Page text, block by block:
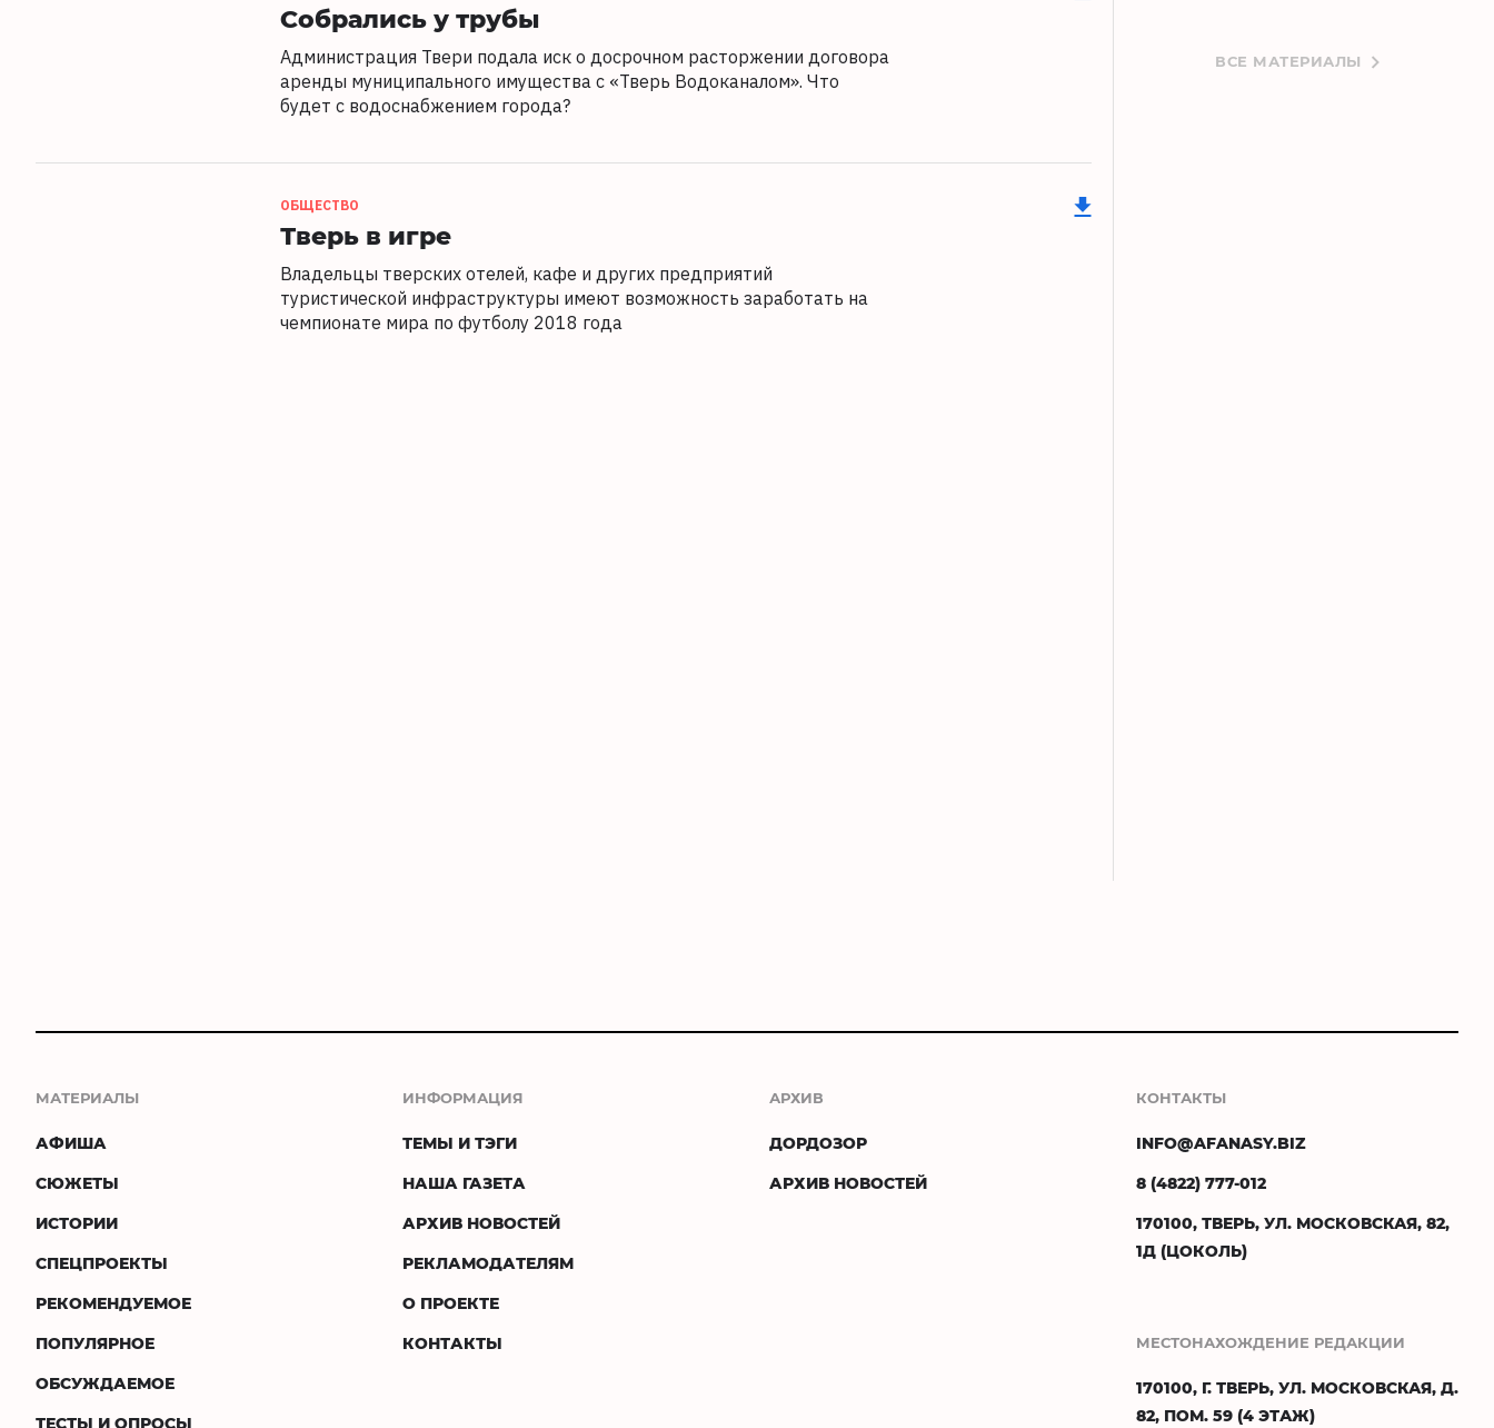
Собрались у трубы
Администрация Твери подала иск о досрочном расторжении договора
аренды муниципального имущества с «Тверь Водоканалом». Что
будет с водоснабжением города?
ОБЩЕСТВО
Тверь в игре
Владельцы тверских отелей, кафе и других предприятий
туристической инфраструктуры имеют возможность заработать на
чемпионате мира по футболу 2018 года
ВСЕ МАТЕРИАЛЫ
МАТЕРИАЛЫ
АФИША
СЮЖЕТЫ
ИСТОРИИ
СПЕЦПРОЕКТЫ
РЕКОМЕНДУЕМОЕ
ПОПУЛЯРНОЕ
ОБСУЖДАЕМОЕ
ТЕСТЫ И ОПРОСЫ
ИНФОРМАЦИЯ
ТЕМЫ И ТЭГИ
НАША ГАЗЕТА
АРХИВ НОВОСТЕЙ
РЕКЛАМОДАТЕЛЯМ
О ПРОЕКТЕ
КОНТАКТЫ
АРХИВ
ДОРДОЗОР
АРХИВ НОВОСТЕЙ
КОНТАКТЫ
INFO@AFANASY.BIZ
8 (4822) 777-012
170100, ТВЕРЬ, УЛ. МОСКОВСКАЯ, 82,
1Д (ЦОКОЛЬ)
МЕСТОНАХОЖДЕНИЕ РЕДАКЦИИ
170100, Г. ТВЕРЬ, УЛ. МОСКОВСКАЯ, Д.
82, ПОМ. 59 (4 ЭТАЖ)